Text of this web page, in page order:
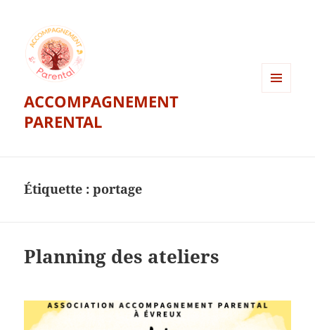
ACCOMPAGNEMENT
PARENTAL
Étiquette :portage
Planning des ateliers